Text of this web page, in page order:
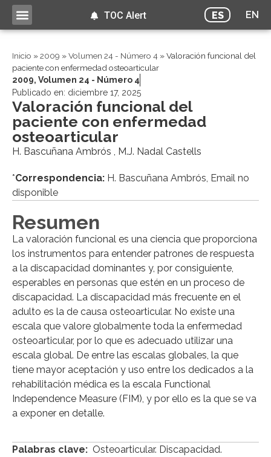
ES EN
TOC Alert
Inicio »2009 »Volumen 24 - Número 4 »Valoración funcional del
paciente con enfermedad osteoarticular
2009, Volumen 24 - Número 4
Publicado en: diciembre 17, 2025
Valoración funcional del
paciente con enfermedad
osteoarticular
H. Bascuñana Ambrós , M.J. Nadal Castells
*Correspondencia: H. Bascuñana Ambrós, Email no
disponible
Resumen
La valoración funcional es una ciencia que proporciona
los instrumentos para entender patrones de respuesta
a la discapacidad dominantes y, por consiguiente,
esperables en personas que estén en un proceso de
discapacidad. La discapacidad más frecuente en el
adulto es la de causa osteoarticular. No existe una
escala que valore globalmente toda la enfermedad
osteoarticular, por lo que es adecuado utilizar una
escala global. De entre las escalas globales, la que
tiene mayor aceptación y uso entre los dedicados a la
rehabilitación médica es la escala Functional
Independence Measure (FIM), y por ello es la que se va
a exponer en detalle.
Palabras clave: Osteoarticular. Discapacidad.